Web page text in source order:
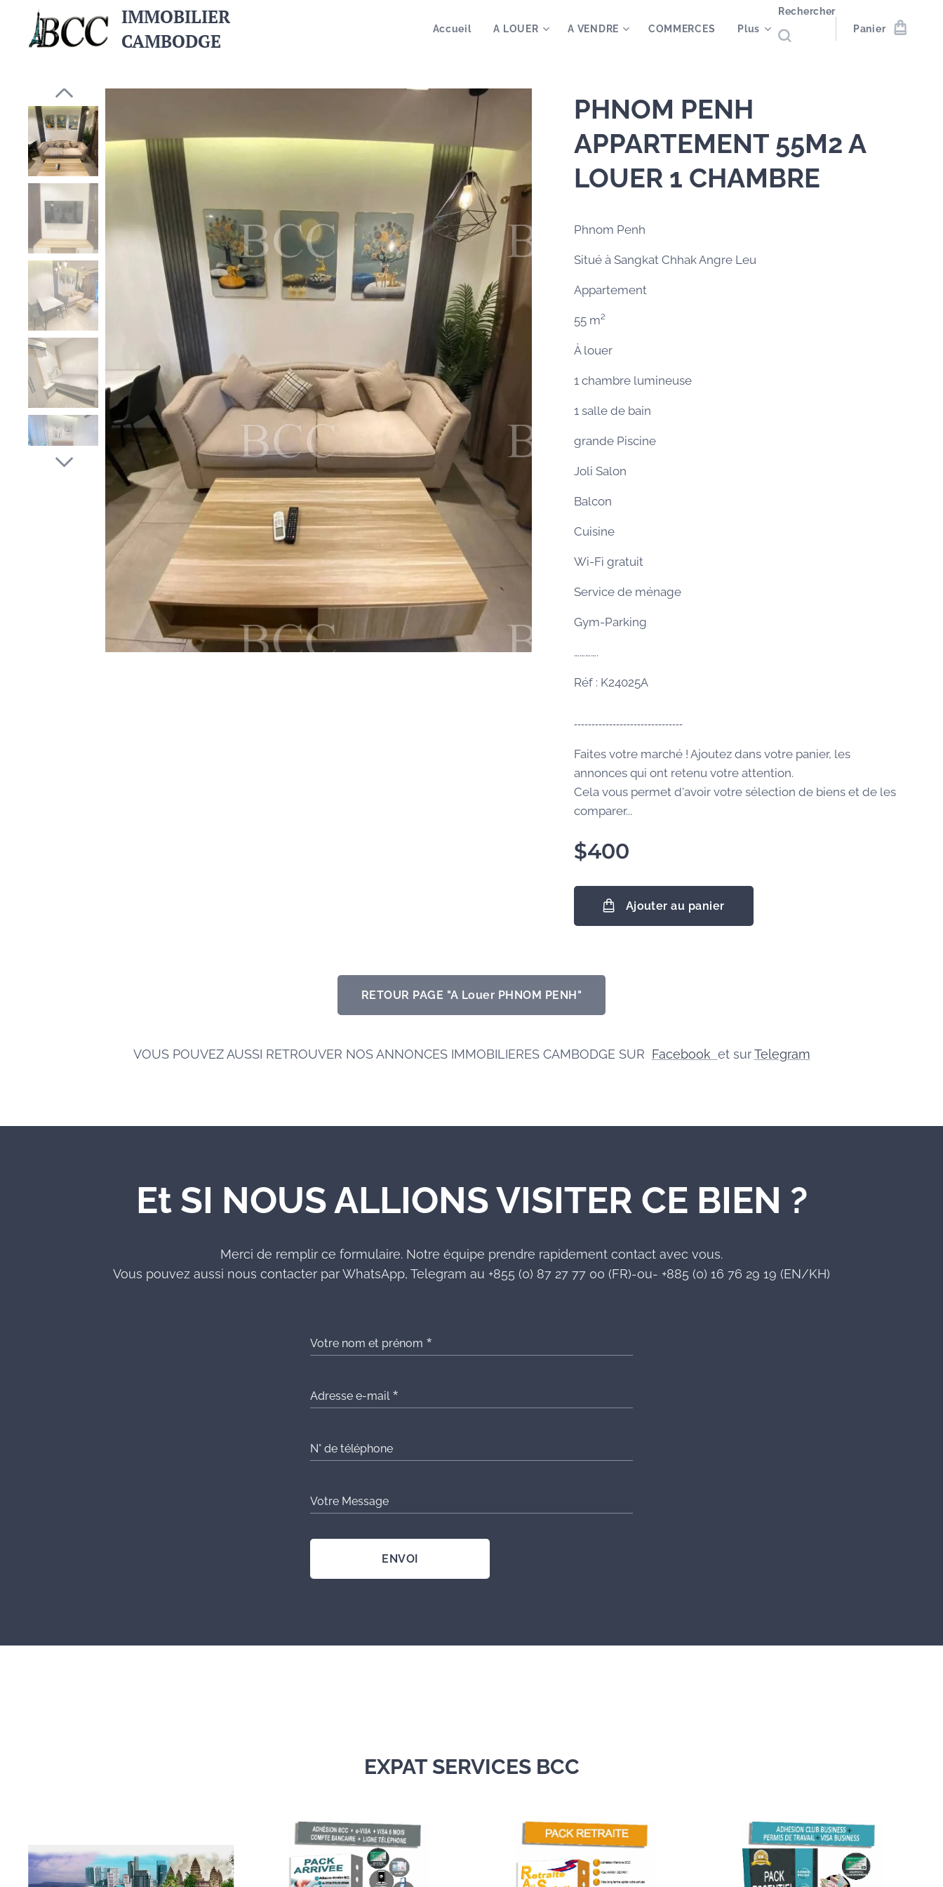
IMMOBILIER
CAMBODGE
Accueil A LOUER A VENDRE COMMERCES Plus
Rechercher
Panier
PHNOM PENH
APPARTEMENT 55M2 A
LOUER 1 CHAMBRE
Phnom Penh
Situé à Sangkat Chhak Angre Leu
Appartement
55 m²
À louer
1 chambre lumineuse
1 salle de bain
grande Piscine
Joli Salon
Balcon
Cuisine
Wi-Fi gratuit
Service de ménage
Gym-Parking
………….
Réf : K24025A
-------------------------------
Faites votre marché ! Ajoutez dans votre panier, les
annonces qui ont retenu votre attention.
Cela vous permet d'avoir votre sélection de biens et de les
comparer...
$400
Ajouter au panier
RETOUR PAGE "A Louer PHNOM PENH"
VOUS POUVEZ AUSSI RETROUVER NOS ANNONCES IMMOBILIERES CAMBODGE SUR Facebook et surTelegram
Et SI NOUS ALLIONS VISITER CE BIEN ?
Merci de remplir ce formulaire. Notre équipe prendre rapidement contact avec vous.
Vous pouvez aussi nous contacter par WhatsApp, Telegram au +855 (0) 87 27 77 00 (FR)-ou- +885 (0) 16 76 29 19 (EN/KH)
Votre nom et prénom
Adresse e-mail
N° de téléphone
Votre Message
ENVOI
EXPAT SERVICES BCC